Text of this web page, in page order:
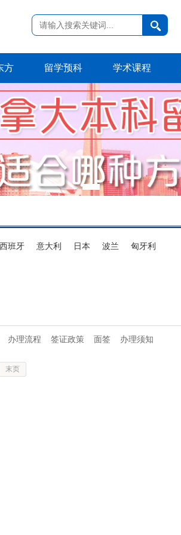
方 留学预科 学术课程
西班牙 意大利 日本 波兰
匈牙利
办理流程 签证政策 面签 办理须知
末页